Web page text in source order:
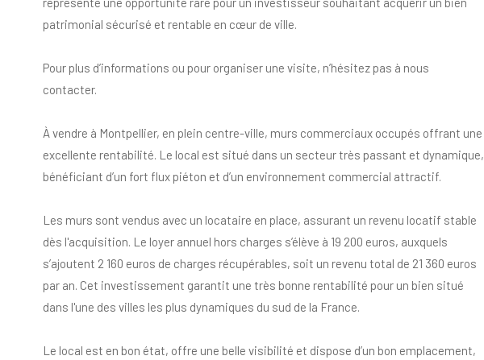
patrimonial sécurisé et rentable en cœur de ville.
Pour plus d’informations ou pour organiser une visite, n’hésitez pas à nous
contacter.
À vendre à Montpellier, en plein centre-ville, murs commerciaux occupés offrant une
excellente rentabilité. Le local est situé dans un secteur très passant et dynamique,
bénéficiant d’un fort flux piéton et d’un environnement commercial attractif.
Les murs sont vendus avec un locataire en place, assurant un revenu locatif stable
dès l'acquisition. Le loyer annuel hors charges s’élève à 19 200 euros, auxquels
s’ajoutent 2 160 euros de charges récupérables, soit un revenu total de 21 360 euros
par an. Cet investissement garantit une très bonne rentabilité pour un bien situé
dans l'une des villes les plus dynamiques du sud de la France.
Le local est en bon état, offre une belle visibilité et dispose d’un bon emplacement,